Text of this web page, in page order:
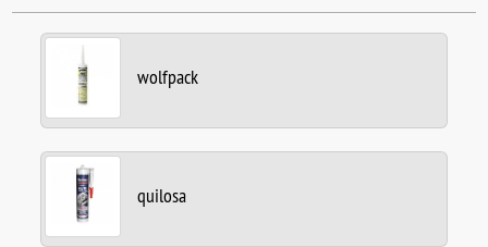
wolfpack
quilosa